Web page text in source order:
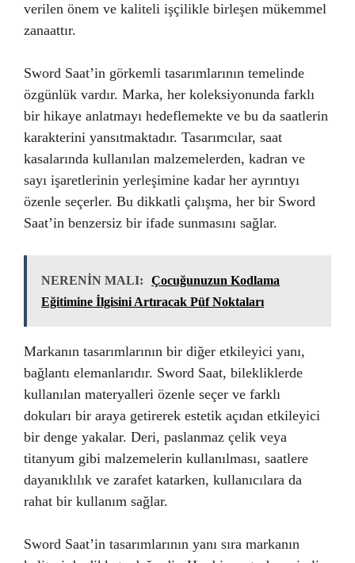
verilen önem ve kaliteli işçilikle birleşen mükemmel
zanaattır.
Sword Saat’in görkemli tasarımlarının temelinde
özgünlük vardır. Marka, her koleksiyonunda farklı
bir hikaye anlatmayı hedeflemekte ve bu da saatlerin
karakterini yansıtmaktadır. Tasarımcılar, saat
kasalarında kullanılan malzemelerden, kadran ve
sayı işaretlerinin yerleşimine kadar her ayrıntıyı
özenle seçerler. Bu dikkatli çalışma, her bir Sword
Saat’in benzersiz bir ifade sunmasını sağlar.
NERENİN MALI:
Çocuğunuzun Kodlama
Eğitimine İlgisini Artıracak Püf Noktaları
Markanın tasarımlarının bir diğer etkileyici yanı,
bağlantı elemanlarıdır. Sword Saat, bilekliklerde
kullanılan materyalleri özenle seçer ve farklı
dokuları bir araya getirerek estetik açıdan etkileyici
bir denge yakalar. Deri, paslanmaz çelik veya
titanyum gibi malzemelerin kullanılması, saatlere
dayanıklılık ve zarafet katarken, kullanıcılara da
rahat bir kullanım sağlar.
Sword Saat’in tasarımlarının yanı sıra markanın